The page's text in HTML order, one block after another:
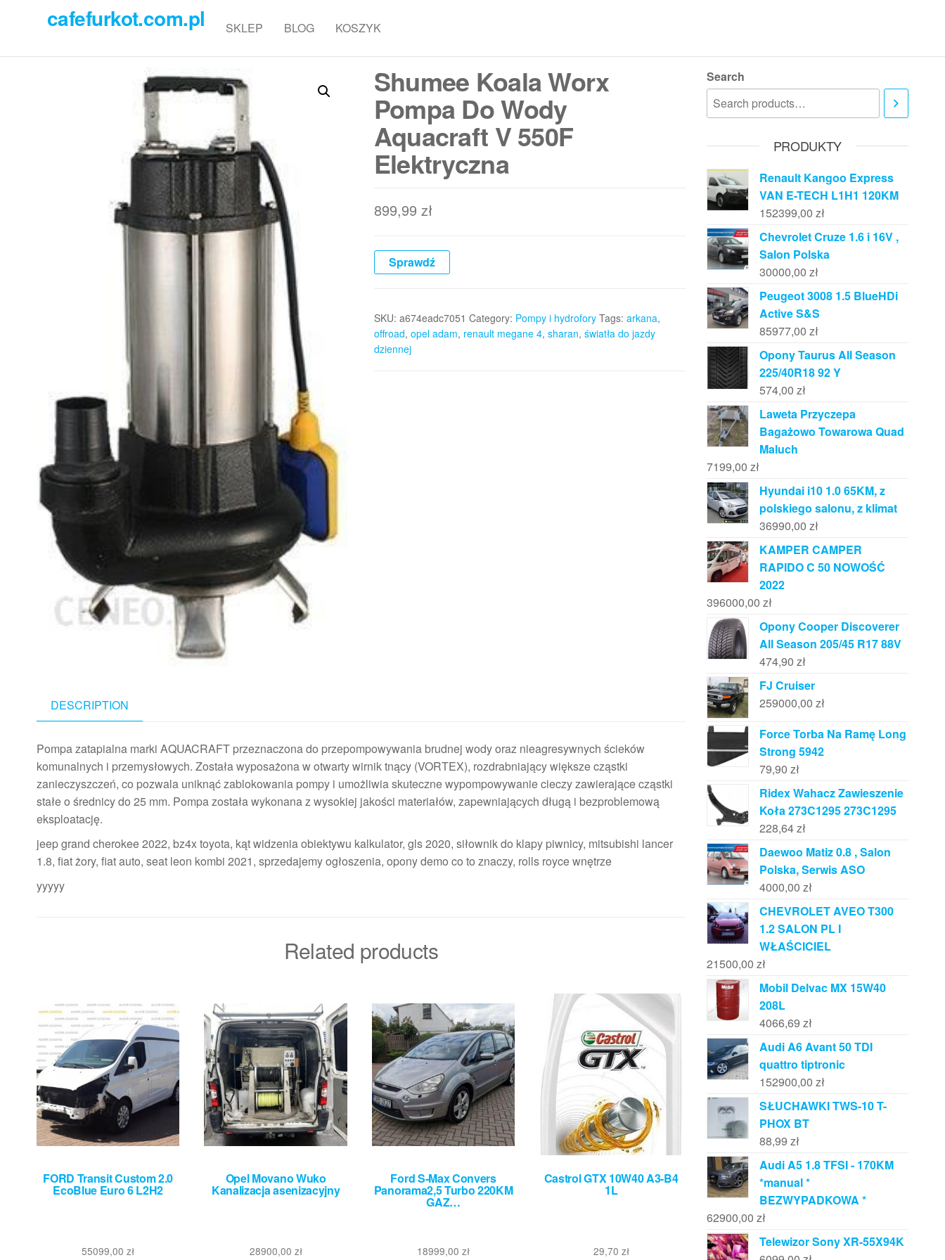
cafefurkot.com.pl SKLEP BLOG KOSZYK
Shumee Koala Worx
Pompa Do Wody
Aquacraft V 550F
Elektryczna
899,99 zł
Sprawdź
SKU: a674eadc7051 Category: Pompy i hydrofory Tags: arkana,
offroad, opel adam, renault megane 4, sharan, światła do jazdy
dziennej
DESCRIPTION
Pompa zatapialna marki AQUACRAFT przeznaczona do przepompowywania brudnej wody oraz nieagresywnych ścieków
komunalnych i przemysłowych. Została wyposażona w otwarty wirnik tnący (VORTEX), rozdrabniający większe cząstki
zanieczyszczeń, co pozwala uniknąć zablokowania pompy i umożliwia skuteczne wypompowywanie cieczy zawierające cząstki
stałe o średnicy do 25 mm. Pompa została wykonana z wysokiej jakości materiałów, zapewniających długą i bezproblemową
eksploatację.
jeep grand cherokee 2022, bz4x toyota, kąt widzenia obiektywu kalkulator, gls 2020, siłownik do klapy piwnicy, mitsubishi lancer
1.8, fiat żory, fiat auto, seat leon kombi 2021, sprzedajemy ogłoszenia, opony demo co to znaczy, rolls royce wnętrze
yyyyy
Related products
FORD Transit Custom 2.0
EcoBlue Euro 6 L2H2
55099,00zł
Opel Movano Wuko
Kanalizacja asenizacyjny
28900,00 zł
Ford S-Max Convers
Panorama2,5 Turbo 220KM
GAZ…
18999,00zł
Castrol GTX 10W40 A3-B4
1L
29,70 zł
Search
PRODUKTY
Renault Kangoo Express
VAN E-TECH L1H1 120KM
152399,00 zł
Chevrolet Cruze 1.6 i 16V ,
Salon Polska
30000,00 zł
Peugeot 3008 1.5 BlueHDi
Active S&S
85977,00 zł
Opony Taurus All Season
225/40R18 92 Y
574,00 zł
Laweta Przyczepa
Bagażowo Towarowa Quad
Maluch
7199,00 zł
Hyundai i10 1.0 65KM, z
polskiego salonu, z klimat
36990,00 zł
KAMPER CAMPER
RAPIDO C 50 NOWOŚĆ
2022
396000,00 zł
Opony Cooper Discoverer
All Season 205/45 R17 88V
474,90 zł
FJ Cruiser
259000,00 zł
Force Torba Na Ramę Long
Strong 5942
79,90 zł
Ridex Wahacz Zawieszenie
Koła 273C1295 273C1295
228,64zł
Daewoo Matiz 0.8 , Salon
Polska, Serwis ASO
4000,00 zł
CHEVROLET AVEO T300
1.2 SALON PL I
WŁAŚCICIEL
21500,00 zł
Mobil Delvac MX 15W40
208L
4066,69 zł
Audi A6 Avant 50 TDI
quattro tiptronic
152900,00 zł
SŁUCHAWKI TWS-10 T-
PHOX BT
88,99 zł
Audi A5 1.8 TFSI - 170KM
*manual *
BEZWYPADKOWA *
62900,00 zł
Telewizor Sony XR-55X94K